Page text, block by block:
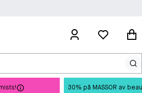
30% på MASSOR av